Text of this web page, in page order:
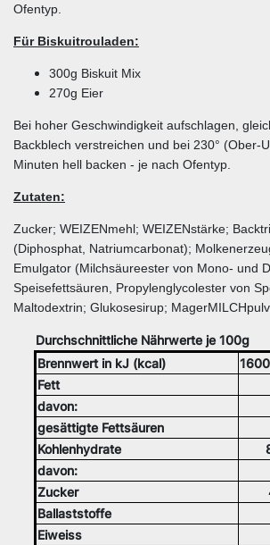
Ofentyp.
Für Biskuitrouladen:
300g Biskuit Mix
270g Eier
Bei hoher Geschwindigkeit aufschlagen,
Backblech verstreichen und bei 230° (Ober-
Minuten hell backen - je nach Ofentyp.
Zutaten:
Zucker; WEIZENmehl; WEIZENstärke;
(Diphosphat, Natriumcarbonat);
Emulgator (Milchsäureester von Mono- und
Speisefettsäuren, Propylenglycolester von
Maltodextrin; Glukosesirup;
Durchschnittliche Nährwerte je 100g
Brennwert in kJ (kcal)
Fett
davon:
gesättigte Fettsäuren
Kohlenhydrate
davon:
Zucker
Ballaststoffe
Eiweiss